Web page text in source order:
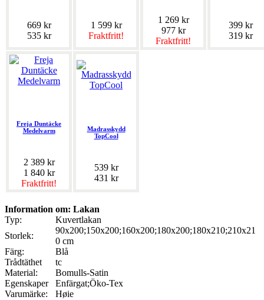
669 kr
535 kr
1 599 kr
Fraktfritt!
1 269 kr
977 kr
Fraktfritt!
399 kr
319 kr
Freja Duntäcke
Medelvarm
2 389 kr
1 840 kr
Fraktfritt!
Madrasskydd
TopCool
539 kr
431 kr
Information om: Lakan
Typ:
Kuvertlakan
Storlek:
90x200;150x200;160x200;180x200;180x210;210x21
0 cm
Färg:
Blå
Trådtäthet
tc
Material:
Bomulls-Satin
Egenskaper
Enfärgat;Öko-Tex
Varumärke:
Høie